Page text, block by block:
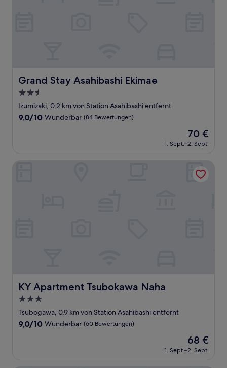
Grand Stay Asahibashi Ekimae
Grand Stay Asahibashi Ekimae
2.5-
Sterne-
Unterkunft
Izumizaki, 0,2 km von Station Asahibashi entfernt
9.0
Bewertungen)
9,0/10 Wunderbar (84 Bewertungen)
Der
Preis
beträgt
70 €
1. Sept.–2. Sept.
KY Apartment Tsubokawa Naha
KY Apartment Tsubokawa Naha
3.0-
Sterne-
Unterkunft
Tsubogawa, 0,9 km von Station Asahibashi entfernt
9.0
9,0/10 Wunderbar (60 Bewertungen)
Der
Preis
beträgt
68 €
1. Sept.–2. Sept.